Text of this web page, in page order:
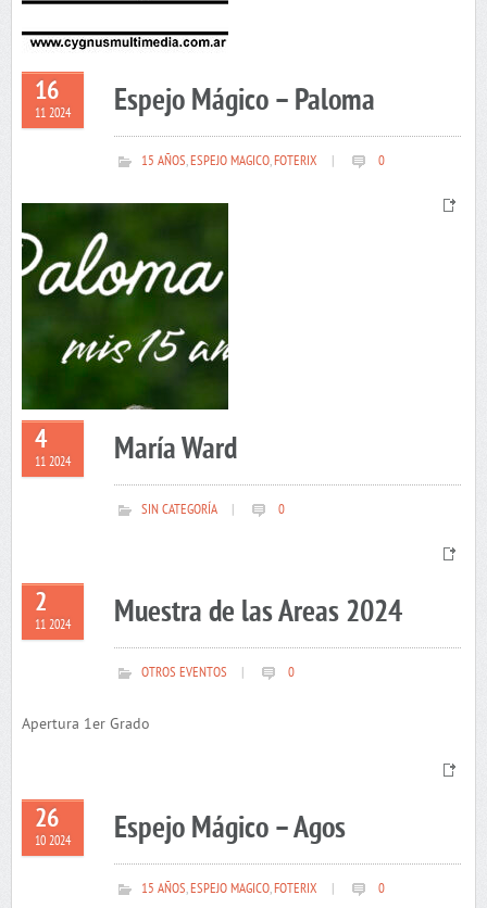
16
11 2024 Espejo Mágico – Paloma
15 AÑOS,ESPEJO MAGICO,FOTERIX 0
4
11 2024 María Ward
SIN CATEGORÍA 0
2
11 2024 Muestra de las Areas 2024
OTROS EVENTOS 0
Apertura 1er Grado
26
10 2024 Espejo Mágico – Agos
15 AÑOS,ESPEJO MAGICO,FOTERIX 0